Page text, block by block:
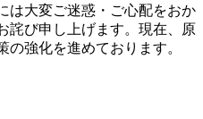
は大変ご迷惑・ご心配をおか
詫び申し上げます。現在、原
の強化を進めております。